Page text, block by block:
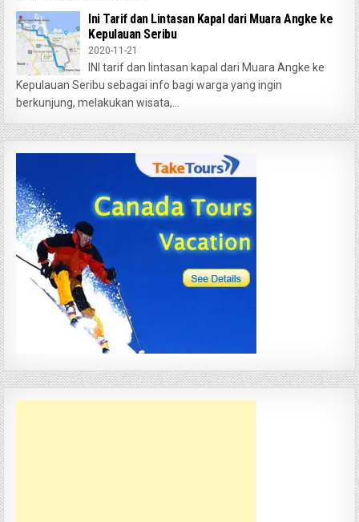
Ini Tarif dan Lintasan Kapal dari Muara Angke ke
Kepulauan Seribu
2020-11-21
INI tarif dan lintasan kapal dari Muara Angke ke
Kepulauan Seribu sebagai info bagi warga yang ingin
berkunjung, melakukan wisata,...